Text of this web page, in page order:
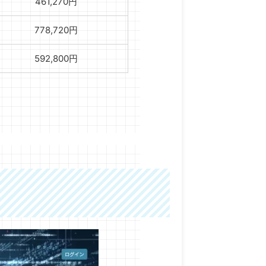
778,720円
592,800円